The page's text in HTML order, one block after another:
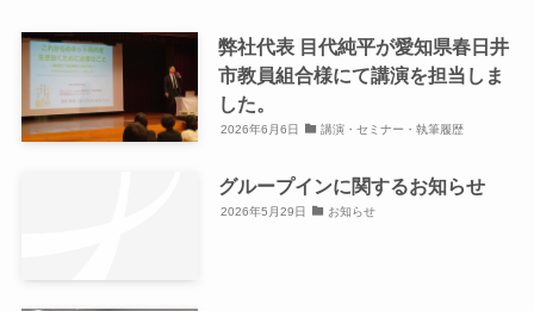
弊社代表 目代純平が愛知県春日井
市教員組合様にて講演を担当しま
した。
2026年6月6日 講演・セミナー・執筆履歴
グループインに関するお知らせ
2026年5月29日 お知らせ